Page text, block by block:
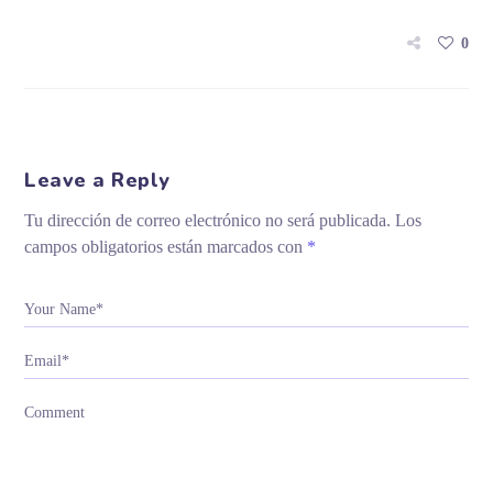
0
Leave a Reply
Tu dirección de correo electrónico no será publicada. Los
campos obligatorios están marcados con *
Your Name*
Email*
Comment